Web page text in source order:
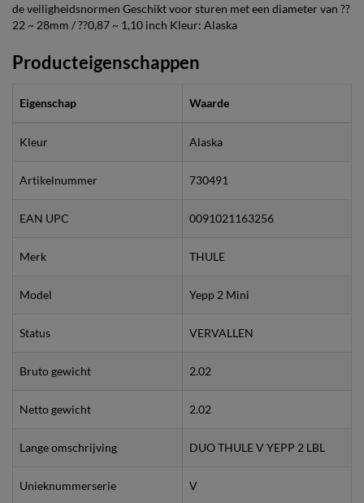
de veiligheidsnormen Geschikt voor sturen met een diameter van ??
22 ~ 28mm / ??0,87 ~ 1,10 inch Kleur: Alaska
Producteigenschappen
Eigenschap Waarde
Kleur Alaska
Artikelnummer 730491
EAN UPC 0091021163256
Merk THULE
Model Yepp 2 Mini
Status VERVALLEN
Bruto gewicht 2.02
Netto gewicht 2.02
Lange omschrijving DUO THULE V YEPP 2 LBL
Unieknummerserie V